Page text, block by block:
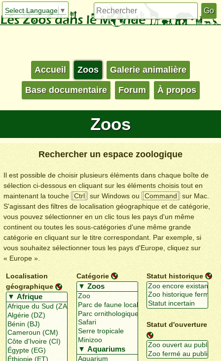
Select Language ▼
Accueil Zoos Galerie animalière
Base documentaire Forum À propos
Zoos
Rechercher un espace zoologique
Il est possible de choisir plusieurs éléments dans chaque boîte de
sélection ci-dessous en cliquant sur les éléments choisis tout en
maintenant la touche
Ctrl sur Windows ou Command
sur Mac.
S'agissant des filtres de localisation géographique et de catégorie,
vous pouvez sélectionner en un clic tous les pays d'un même
continent ou toutes les sous-catégories d'une même grande
catégorie en cliquant sur le titre correspondant. Par exemple, si
vous souhaitez sélectionner tous les pays d'Europe, cliquez sur
« Europe ».
Localisation
géographique
Catégorie Statut historique
Statut d'ouverture